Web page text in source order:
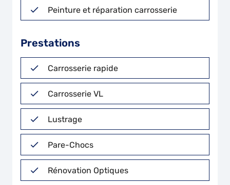
Peinture et réparation carrosserie
Prestations
Carrosserie rapide
Carrosserie VL
Lustrage
Pare-Chocs
Rénovation Optiques